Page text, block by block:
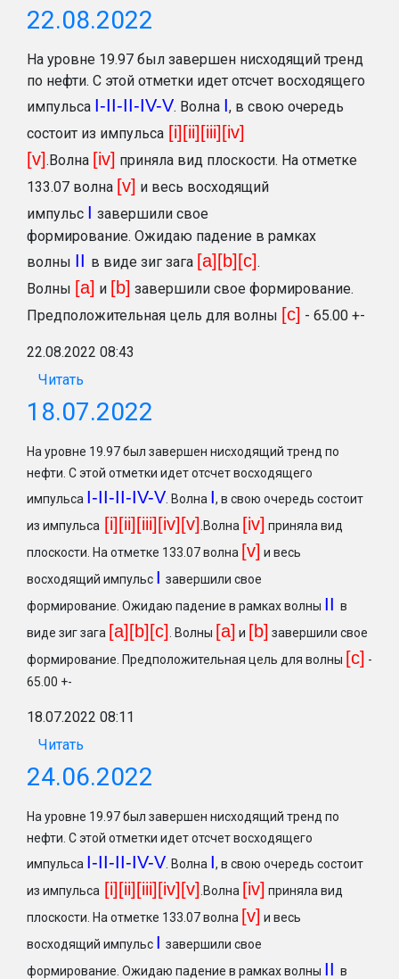
22.08.2022
На уровне 19.97 был завершен нисходящий тренд
по нефти. С этой отметки идет отсчет восходящего
импульса I-II-II-IV-V. Волна I, в свою очередь
состоит из импульса [i][ii][iii][iv]
[v].Волна [iv] приняла вид плоскости. На отметке
133.07 волна [v] и весь восходящий
импульс I завершили свое
формирование. Ожидаю падение в рамках
волны II в виде зиг зага [a][b][c].
Волны [a] и [b] завершили свое формирование.
Предположительная цель для волны [c] - 65.00 +-
22.08.2022 08:43
Читать
18.07.2022
На уровне 19.97 был завершен нисходящий тренд по
нефти. С этой отметки идет отсчет восходящего
импульса I-II-II-IV-V. Волна I, в свою очередь состоит
из импульса [i][ii][iii][iv][v].Волна [iv] приняла вид
плоскости. На отметке 133.07 волна [v] и весь
восходящий импульс I завершили свое
формирование. Ожидаю падение в рамках волны II в
виде зиг зага [a][b][c]. Волны [a] и [b] завершили свое
формирование. Предположительная цель для волны [c] -
65.00 +-
18.07.2022 08:11
Читать
24.06.2022
На уровне 19.97 был завершен нисходящий тренд по
нефти. С этой отметки идет отсчет восходящего
импульса I-II-II-IV-V. Волна I, в свою очередь состоит
из импульса [i][ii][iii][iv][v].Волна [iv] приняла вид
плоскости. На отметке 133.07 волна [v] и весь
восходящий импульс I завершили свое
формирование. Ожидаю падение в рамках волны II в